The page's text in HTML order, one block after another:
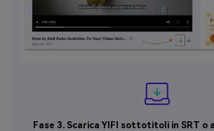
Fase 3. Scarica YIFI sottotitoli in SRT o